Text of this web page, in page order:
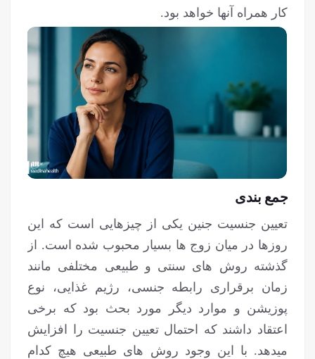
کار همراه آنها خواهد بود.
جمع بندی
تعیین جنسیت جنین یکی از چیزهایی است که این
روزها در میان زوج ها بسیار محبوب شده است. از
گذشته روش های سنتی و طبیعی مختلفی مانند
زمان برقراری رابطه جنسی، رژیم غذایی، نوع
پوزیشن و موارد دیگر مورد بحث بود که برخی
اعتقاد داشند که احتمال تعیین جنسیت را افزایش
می‎دهد. با این وجود روش های طبیعی هیچ کدام